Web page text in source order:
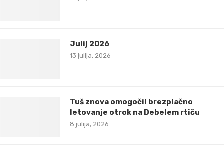
Julij 2026
13 julija, 2026
Tuš znova omogočil brezplačno
letovanje otrok na Debelem rtiču
8 julija, 2026